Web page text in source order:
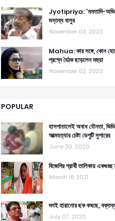
Jyotipriya: 'মমতাদি-
মন্তব্য বালুর
November 03, 2023
Mahua: কার সঙ্গে, কোন
প্রশ্নে বৈঠক ছাড়লেন মহুয়া
November 02, 2023
POPULAR
হাসপাতালেই অবাধ যৌনতা,
আত্মহত্যার চেষ্টা ডেপুটি সুপারের
June 30, 2020
বিজেপির প্রার্থী তালিকায়
March 18, 2021
দলই হারানোর ছক কষছে,
July 07, 2020